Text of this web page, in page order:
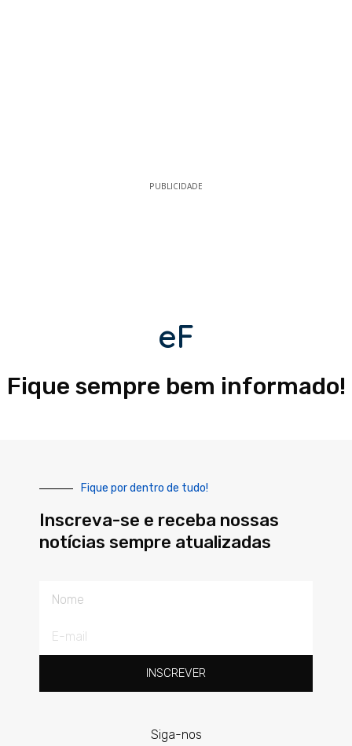
PUBLICIDADE
eF
Fique sempre bem informado!
Fique por dentro de tudo!
Inscreva-se e receba nossas
notícias sempre atualizadas
INSCREVER
Siga-nos